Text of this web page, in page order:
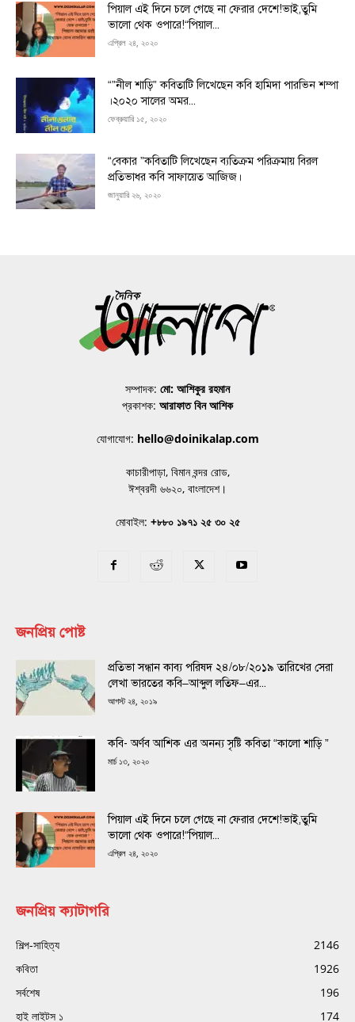
পিয়াল এই দিনে চলে গেছে না ফেরার দেশে!ভাই,তুমি
ভালো থেক ওপারে!“পিয়াল...
এপ্রিল ২৪, ২০২০
“”নীল শাড়ি” কবিতাটি লিখেছেন কবি হামিদা পারভিন শম্পা
।২০২০ সালের অমর...
ফেব্রুয়ারি ১৫, ২০২০
“বেকার ”কবিতাটি লিখেছেন ব্যতিক্রম পরিক্রমায় বিরল
প্রতিভাধর কবি সাফায়েত আজিজ।
জানুয়ারি ২৬, ২০২০
সম্পাদক: মো: আশিকুর রহমান
প্রকাশক: আরাফাত বিন আশিক
যোগাযোগ: hello@doinikalap.com
কাচারীপাড়া, বিমান বন্দর রোড,
ঈশ্বরদী ৬৬২০, বাংলাদেশ।
মোবাইল: +৮৮০ ১৯৭১ ২৫ ৩০ ২৫
জনপ্রিয় পোষ্ট
প্রতিভা সন্ধান কাব্য পরিষদ ২৪/০৮/২০১৯ তারিখের সেরা
লেখা ভারতের কবি–আব্দুল লতিফ–এর...
আগস্ট ২৪, ২০১৯
কবি- অর্ণব আশিক এর অনন্য সৃষ্টি কবিতা “কালো শাড়ি ”
মার্চ ১৩, ২০২০
পিয়াল এই দিনে চলে গেছে না ফেরার দেশে!ভাই,তুমি
ভালো থেক ওপারে!“পিয়াল...
এপ্রিল ২৪, ২০২০
জনপ্রিয় ক্যাটাগরি
শিল্প-সাহিত্য
2146
কবিতা
1926
সর্বশেষ
196
হাই লাইটস ১
174